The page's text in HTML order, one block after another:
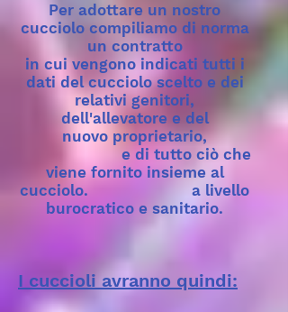
Per adottare un nostro
cucciolo compiliamo di norma
un contratto
in cui vengono indicati tutti i
dati del cucciolo scelto e dei
relativi genitori,
dell'allevatore e del
nuovo proprietario,
e di tutto ciò che
viene fornito insieme al
cucciolo. a livello
burocratico e sanitario.
I cuccioli avranno quindi: